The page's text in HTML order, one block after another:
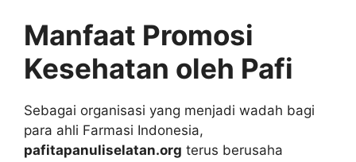
Manfaat Promosi
Kesehatan oleh Pafi
Sebagai organisasi yang menjadi wadah bagi
para ahli Farmasi Indonesia,
pafitapanuliselatan.org terus berusaha